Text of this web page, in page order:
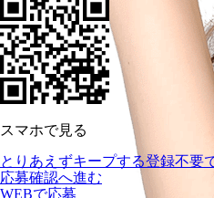
スマホで見る
とりあえずキープする登録不要
応募確認へ進む
WEBで応募